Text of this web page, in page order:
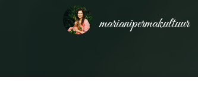
marianipermakultuur